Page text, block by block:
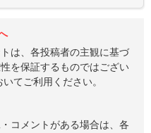
は、各投稿者の主観に基づ
を保証するものではござい
てご利用ください。
コメントがある場合は、各